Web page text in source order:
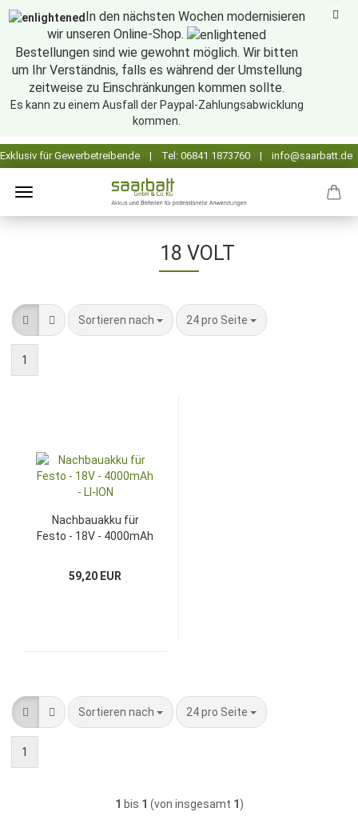
In den nächsten Wochen modernisieren
wir unseren Online-Shop.
Bestellungen sind wie gewohnt möglich. Wir bitten
um Ihr Verständnis, falls es während der Umstellung
zeitweise zu Einschränkungen kommen sollte.
Es kann zu einem Ausfall der Paypal-Zahlungsabwicklung
kommen.
18 VOLT
Sortieren nach
Sortieren nach 24 pro Seite
pro Seite
1
Nachbauakku für
Festo - 18V - 4000mAh
59,20 EUR
Sortieren nach
Sortieren nach 24 pro Seite
pro Seite
1
1 bis 1 (von insgesamt 1 )